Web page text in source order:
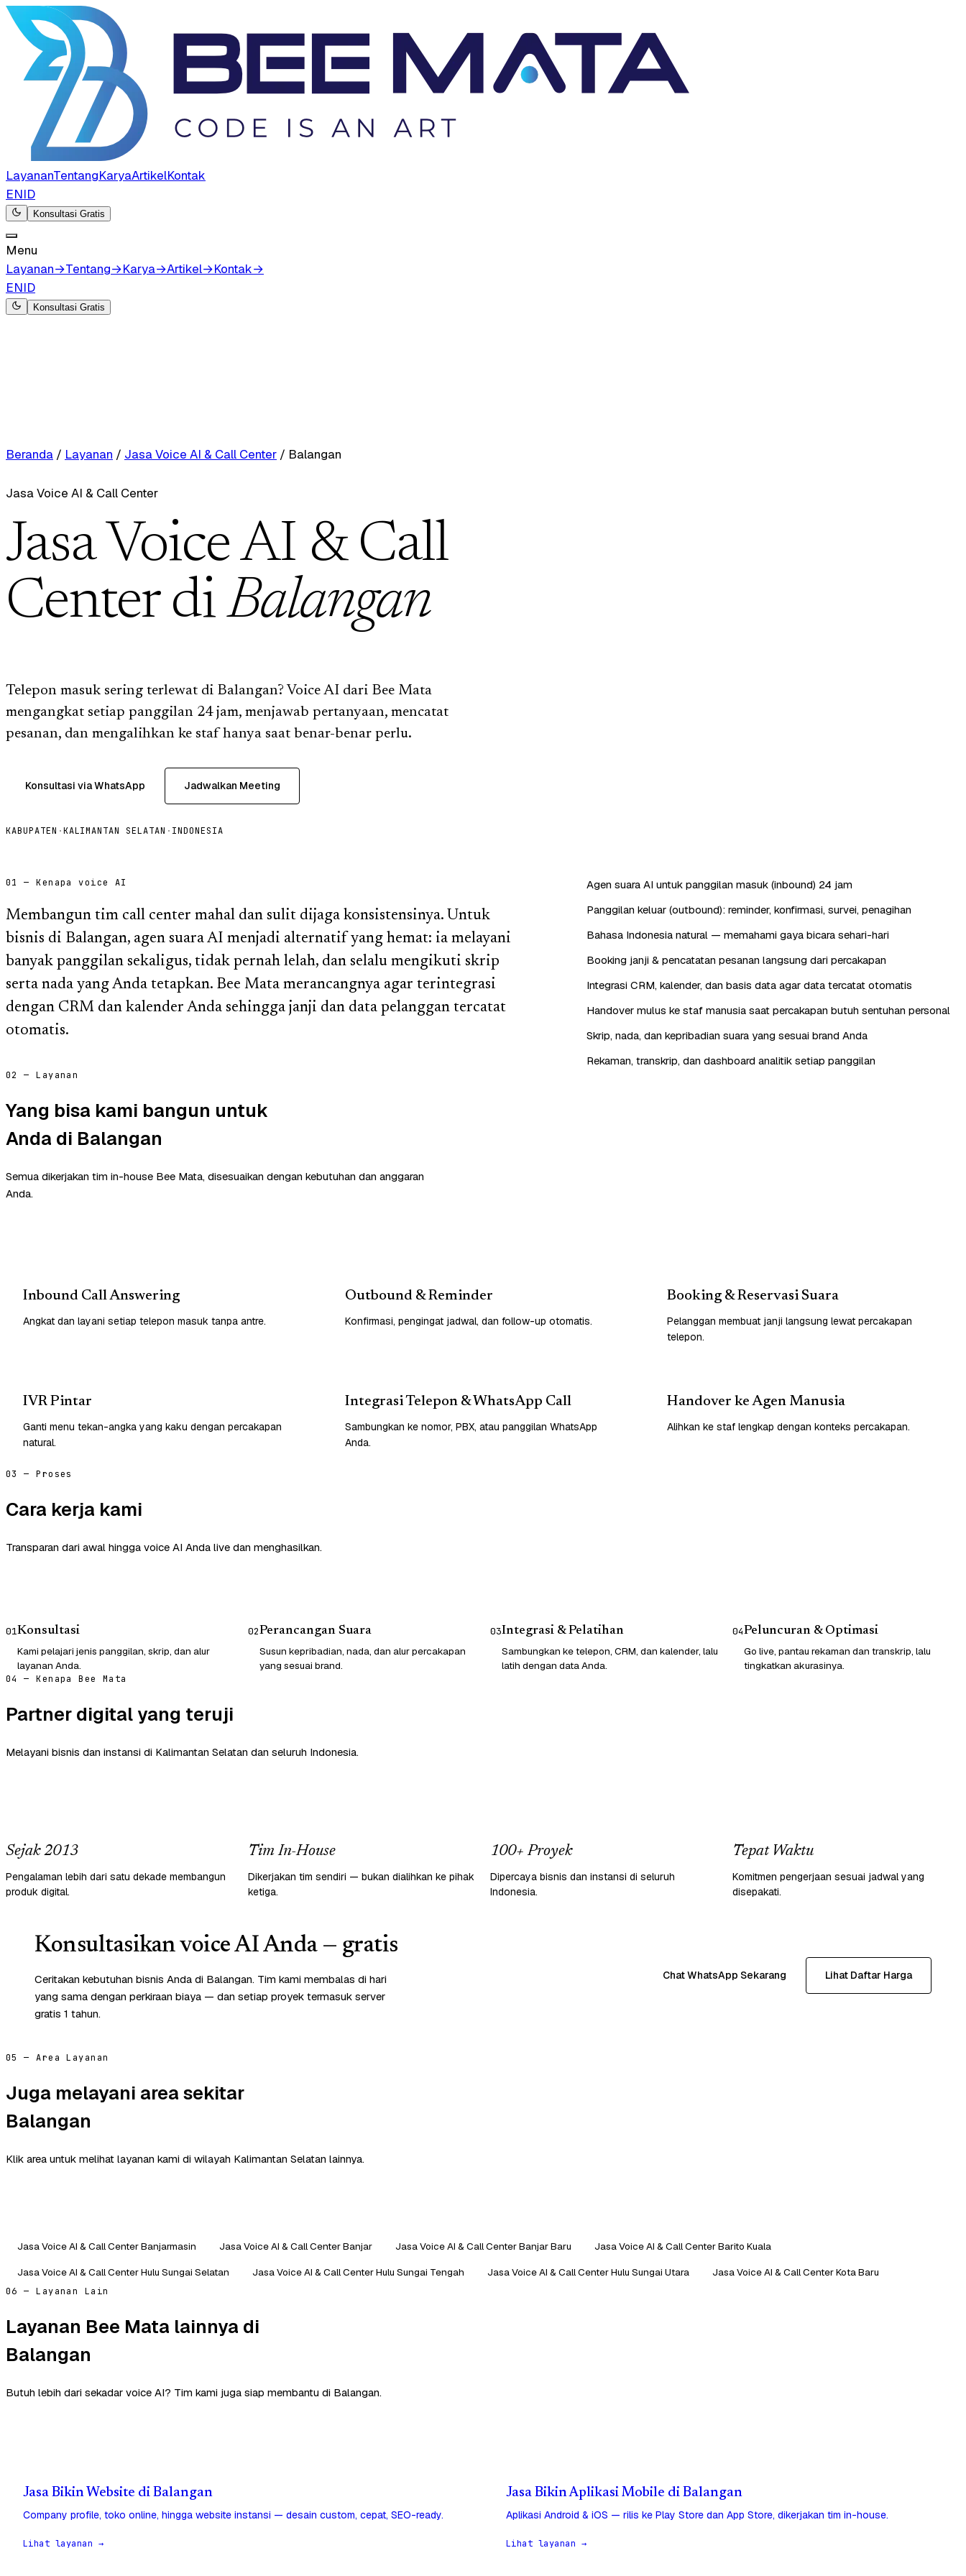
LayananTentangKaryaArtikelKontak
ENID
Konsultasi Gratis
Menu
Layanan→Tentang→Karya→Artikel→Kontak→
ENID
Konsultasi Gratis
Beranda / Layanan / Jasa Voice AI & Call Center / Balangan
Jasa Voice AI & Call Center
Jasa Voice AI & Call
Center diBalangan
Telepon masuk sering terlewat di Balangan? Voice AI dari Bee Mata
mengangkat setiap panggilan 24 jam, menjawab pertanyaan, mencatat
pesanan, dan mengalihkan ke staf hanya saat benar-benar perlu.
Konsultasi via WhatsApp Jadwalkan Meeting
KABUPATEN ·KALIMANTAN SELATAN · INDONESIA
01 — Kenapa voice AI
Membangun tim call center mahal dan sulit dijaga konsistensinya. Untuk
bisnis di Balangan, agen suara AI menjadi alternatif yang hemat: ia melayani
banyak panggilan sekaligus, tidak pernah lelah, dan selalu mengikuti skrip
serta nada yang Anda tetapkan. Bee Mata merancangnya agar terintegrasi
dengan CRM dan kalender Anda sehingga janji dan data pelanggan tercatat
otomatis.
Agen suara AI untuk panggilan masuk (inbound) 24 jam
Panggilan keluar (outbound): reminder, konfirmasi, survei, penagihan
Bahasa Indonesia natural — memahami gaya bicara sehari-hari
Booking janji & pencatatan pesanan langsung dari percakapan
Integrasi CRM, kalender, dan basis data agar data tercatat otomatis
Handover mulus ke staf manusia saat percakapan butuh sentuhan personal
Skrip, nada, dan kepribadian suara yang sesuai brand Anda
Rekaman, transkrip, dan dashboard analitik setiap panggilan
02 — Layanan
Yang bisa kami bangun untuk
Anda di Balangan
Semua dikerjakan tim in-house Bee Mata, disesuaikan dengan kebutuhan dan anggaran
Anda.
Inbound Call Answering
Angkat dan layani setiap telepon masuk tanpa antre.
Outbound & Reminder
Konfirmasi, pengingat jadwal, dan follow-up otomatis.
Booking & Reservasi Suara
Pelanggan membuat janji langsung lewat percakapan
telepon.
IVR Pintar
Ganti menu tekan-angka yang kaku dengan percakapan
natural.
Integrasi Telepon & WhatsApp Call
Sambungkan ke nomor, PBX, atau panggilan WhatsApp
Anda.
Handover ke Agen Manusia
Alihkan ke staf lengkap dengan konteks percakapan.
03 — Proses
Cara kerja kami
Transparan dari awal hingga voice AI Anda live dan menghasilkan.
01Konsultasi
Kami pelajari jenis panggilan, skrip, dan alur
layanan Anda.
02Perancangan Suara
Susun kepribadian, nada, dan alur percakapan
yang sesuai brand.
03Integrasi & Pelatihan
Sambungkan ke telepon, CRM, dan kalender, lalu
latih dengan data Anda.
04Peluncuran & Optimasi
Go live, pantau rekaman dan transkrip, lalu
tingkatkan akurasinya.
04 — Kenapa Bee Mata
Partner digital yang teruji
Melayani bisnis dan instansi di Kalimantan Selatan dan seluruh Indonesia.
Sejak 2013
Pengalaman lebih dari satu dekade membangun
produk digital.
Tim In-House
Dikerjakan tim sendiri — bukan dialihkan ke pihak
ketiga.
100+ Proyek
Dipercaya bisnis dan instansi di seluruh
Indonesia.
Tepat Waktu
Komitmen pengerjaan sesuai jadwal yang
disepakati.
Konsultasikan voice AI Anda — gratis
Ceritakan kebutuhan bisnis Anda di Balangan. Tim kami membalas di hari
yang sama dengan perkiraan biaya — dan setiap proyek termasuk server
gratis 1 tahun.
Chat WhatsApp Sekarang Lihat Daftar Harga
05 — Area Layanan
Juga melayani area sekitar
Balangan
Klik area untuk melihat layanan kami di wilayah Kalimantan Selatan lainnya.
Jasa Voice AI & Call Center Banjarmasin Jasa Voice AI & Call Center Banjar Jasa Voice AI & Call Center Banjar Baru
Jasa Voice AI & Call Center Barito Kuala
Jasa Voice AI & Call Center Hulu Sungai Selatan
Jasa Voice AI & Call Center Hulu Sungai Tengah Jasa Voice AI & Call Center Hulu Sungai Utara Jasa Voice AI & Call Center Kota Baru
06 — Layanan Lain
Layanan Bee Mata lainnya di
Balangan
Butuh lebih dari sekadar voice AI? Tim kami juga siap membantu di Balangan.
Jasa Bikin Website di Balangan
Company profile, toko online, hingga website instansi — desain custom, cepat, SEO-ready.
Lihat layanan →
Jasa Bikin Aplikasi Mobile di Balangan
Aplikasi Android & iOS — rilis ke Play Store dan App Store, dikerjakan tim in-house.
Lihat layanan →